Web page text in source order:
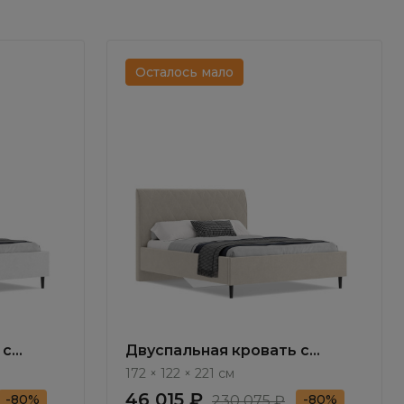
-80%
Осталось мало
Двуспальная кровать с
подъемным механизмом
Валенсия / Valensia NK123.5
172 × 122 × 221 см
46 015 ₽ -80%